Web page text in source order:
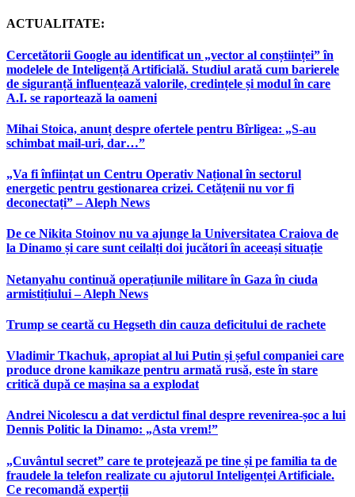
ACTUALITATE:
Cercetătorii Google au identificat un „vector al conștiinței” în
modelele de Inteligență Artificială. Studiul arată cum barierele
de siguranță influențează valorile, credințele și modul în care
A.I. se raportează la oameni
Mihai Stoica, anunț despre ofertele pentru Bîrligea: „S-au
schimbat mail-uri, dar…”
„Va fi înființat un Centru Operativ Național în sectorul
energetic pentru gestionarea crizei. Cetățenii nu vor fi
deconectați” – Aleph News
De ce Nikita Stoinov nu va ajunge la Universitatea Craiova de
la Dinamo și care sunt ceilalți doi jucători în aceeași situație
Netanyahu continuă operațiunile militare în Gaza în ciuda
armistițiului – Aleph News
Trump se ceartă cu Hegseth din cauza deficitului de rachete
Vladimir Tkachuk, apropiat al lui Putin și șeful companiei care
produce drone kamikaze pentru armată rusă, este în stare
critică după ce mașina sa a explodat
Andrei Nicolescu a dat verdictul final despre revenirea-șoc a lui
Dennis Politic la Dinamo: „Asta vrem!”
„Cuvântul secret” care te protejează pe tine și pe familia ta de
fraudele la telefon realizate cu ajutorul Inteligenței Artificiale.
Ce recomandă experții